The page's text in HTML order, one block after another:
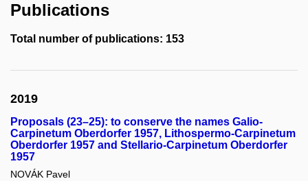
Publications
Total number of publications: 153
2019
Proposals (23–25): to conserve the names Galio-
Carpinetum Oberdorfer 1957, Lithospermo-Carpinetum
Oberdorfer 1957 and Stellario-Carpinetum Oberdorfer
1957
NOVÁK Pavel